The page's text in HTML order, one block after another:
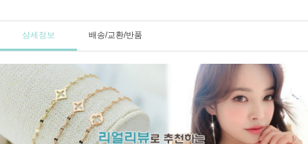
상세정보 배송/교환/반품